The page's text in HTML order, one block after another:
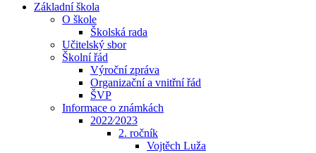
Základní škola
O škole
Školská rada
Učitelský sbor
Školní řád
Výroční zpráva
Organizační a vnitřní řád
ŠVP
Informace o známkách
2022⁄2023
2. ročník
Vojtěch Luža